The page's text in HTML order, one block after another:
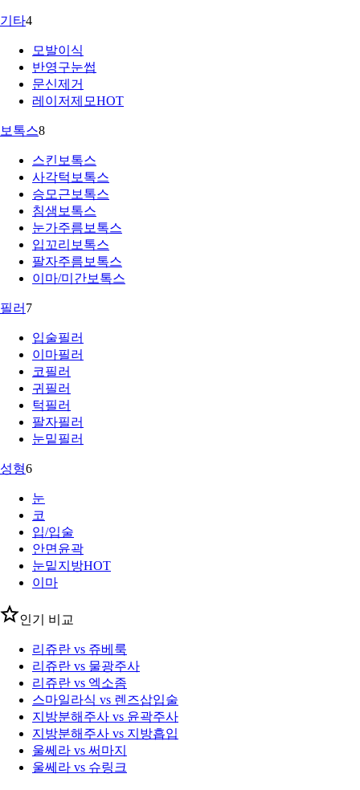
기타4
모발이식
반영구눈썹
문신제거
레이저제모HOT
보톡스8
스킨보톡스
사각턱보톡스
승모근보톡스
침샘보톡스
눈가주름보톡스
입꼬리보톡스
팔자주름보톡스
이마/미간보톡스
필러 7
입술필러
이마필러
코필러
귀필러
턱필러
팔자필러
눈밑필러
성형6
눈
코
입/입술
안면윤곽
눈밑지방HOT
이마
인기 비교
리쥬란 vs 쥬베룩
리쥬란 vs 물광주사
리쥬란 vs 엑소좀
스마일라식 vs 렌즈삽입술
지방분해주사 vs 윤곽주사
지방분해주사 vs 지방흡입
울쎄라 vs 써마지
울쎄라 vs 슈링크